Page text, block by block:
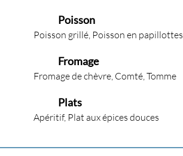
Poisson
Poisson grillé, Poisson en papillottes
Fromage
Fromage de chèvre, Comté, Tomme
Plats
Apéritif, Plat aux épices douces